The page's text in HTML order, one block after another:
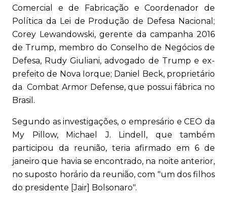
Comercial e de Fabricação e Coordenador de
Política da Lei de Produção de Defesa Nacional;
Corey Lewandowski, gerente da campanha 2016
de Trump, membro do Conselho de Negócios de
Defesa, Rudy Giuliani, advogado de Trump e ex-
prefeito de Nova Iorque; Daniel Beck, proprietário
da Combat Armor Defense, que possui fábrica no
Brasil.
Segundo as investigações, o empresário e CEO da
My Pillow, Michael J. Lindell, que também
participou da reunião, teria afirmado em 6 de
janeiro que havia se encontrado, na noite anterior,
no suposto horário da reunião, com "um dos filhos
do presidente [Jair] Bolsonaro".